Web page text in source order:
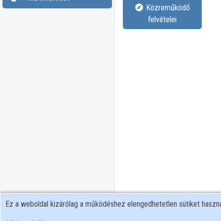
felvételei
Ez a weboldal kizárólag a működéshez elengedhetetlen sütiket